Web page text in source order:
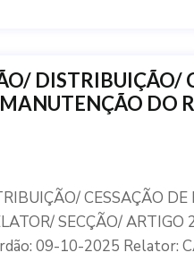
DISTRIBUIÇÃO/
DO
CESSAÇÃO
SECÇÃO/ ARTIGO
09-10-2025 Relator: